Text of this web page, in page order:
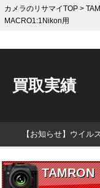
カメラのリサマイTOP>
MACRO1:1Nikon用
買取実績
【お知らせ】ウイル